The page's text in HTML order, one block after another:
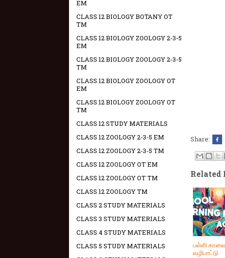
Share:
Related
பள்ளி காலை
வழிபாட்டு
EM
CLASS 12 BIOLOGY BOTANY OT
TM
CLASS 12 BIOLOGY ZOOLOGY 2-3-5
EM
CLASS 12 BIOLOGY ZOOLOGY 2-3-5
TM
CLASS 12 BIOLOGY ZOOLOGY OT
EM
CLASS 12 BIOLOGY ZOOLOGY OT
TM
CLASS 12 STUDY MATERIALS
CLASS 12 ZOOLOGY 2-3-5 EM
CLASS 12 ZOOLOGY 2-3-5 TM
CLASS 12 ZOOLOGY OT EM
CLASS 12 ZOOLOGY OT TM
CLASS 12 ZOOLOGY TM
CLASS 2 STUDY MATERIALS
CLASS 3 STUDY MATERIALS
CLASS 4 STUDY MATERIALS
CLASS 5 STUDY MATERIALS